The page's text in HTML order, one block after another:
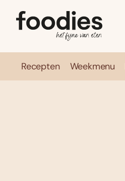
Recepten Weekmenu